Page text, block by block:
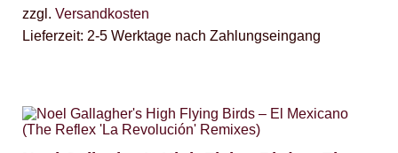
zzgl. Versandkosten
Lieferzeit: 2-5 Werktage nach Zahlungseingang